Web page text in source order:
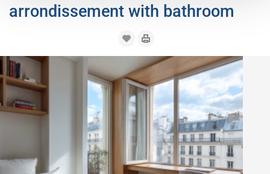
arrondissement with bathroom